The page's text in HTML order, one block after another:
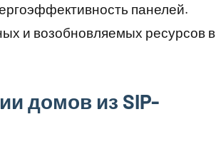
панелей.
и возобновляемых ресурсов в
домов из SIP-